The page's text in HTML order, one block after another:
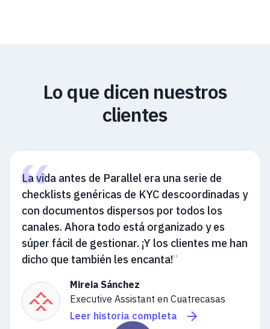
Lo que dicen nuestros
clientes
La vida antes de Parallel era una serie de
checklists genéricas de KYC descoordinadas y
con documentos dispersos por todos los
canales. Ahora todo está organizado y es
súper fácil de gestionar. ¡Y los clientes me han
dicho que también les encanta!”
Mireia Sánchez
Executive Assistant en Cuatrecasas
Leer historia completa